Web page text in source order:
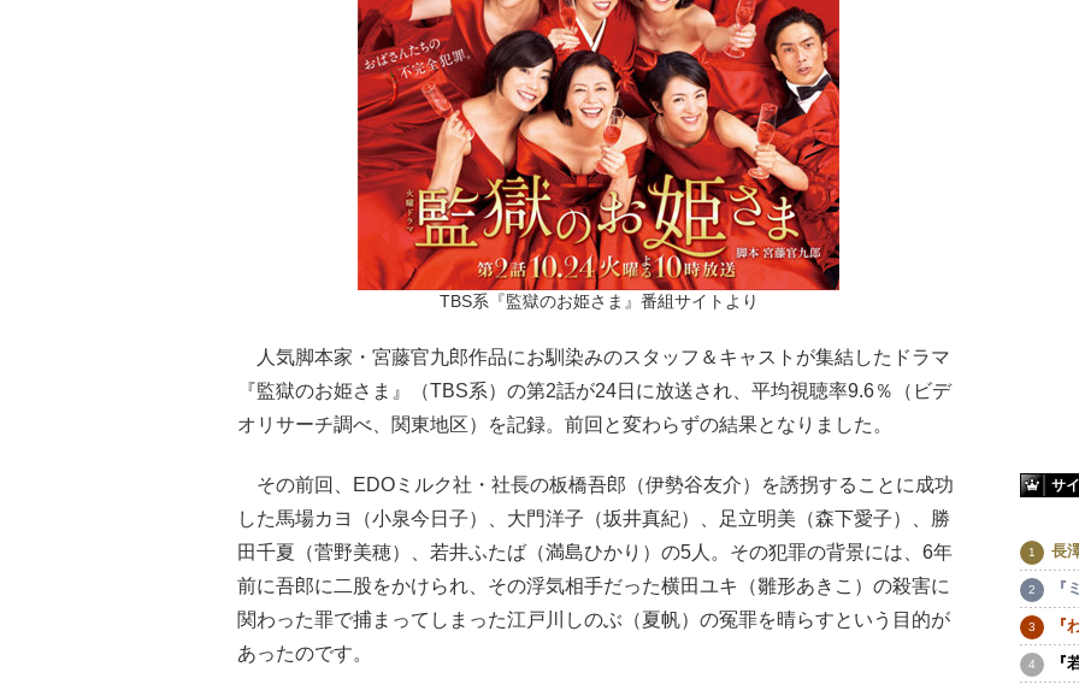
TBS系『監獄のお姫さま』番組サイトより
人気脚本家・宮藤官九郎作品にお馴染みのスタッフ＆キャストが集結したドラマ
『監獄のお姫さま』（TBS系）の第2話が24日に放送され、平均視聴率9.6％（ビデ
オリサーチ調べ、関東地区）を記録。前回と変わらずの結果となりました。
その前回、EDOミルク社・社長の板橋吾郎（伊勢谷友介）を誘拐することに成功
した馬場カヨ（小泉今日子）、大門洋子（坂井真紀）、足立明美（森下愛子）、勝
田千夏（菅野美穂）、若井ふたば（満島ひかり）の5人。その犯罪の背景には、6年
前に吾郎に二股をかけられ、その浮気相手だった横田ユキ（雛形あきこ）の殺害に
関わった罪で捕まってしまった江戸川しのぶ（夏帆）の冤罪を晴らすという目的が
あったのです。
サ
長
『
『
『